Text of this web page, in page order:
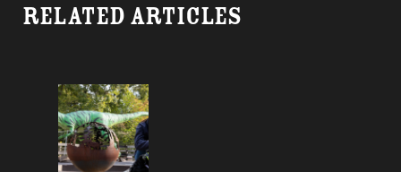
RELATED ARTICLES